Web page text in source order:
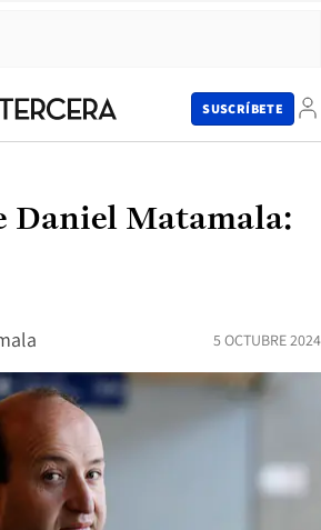
SUSCRÍBETE
Daniel Matamala:
5 OCTUBRE 2024